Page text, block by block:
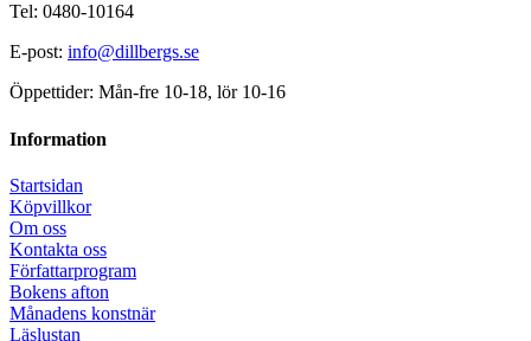
Tel: 0480-10164
E-post: info@dillbergs.se
Öppettider: Mån-fre 10-18, lör 10-16
Information
Startsidan
Köpvillkor
Om oss
Kontakta oss
Författarprogram
Bokens afton
Månadens konstnär
Läslustan